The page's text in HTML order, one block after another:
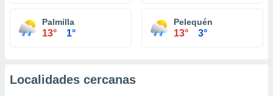
Palmilla
13° 1°
Pelequén
13° 3°
Localidades cercanas